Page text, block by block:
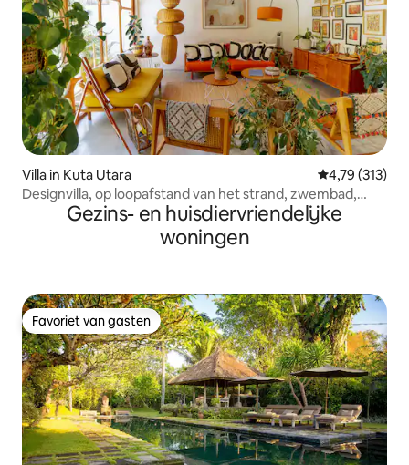
Villa in Kuta Utara Gemiddelde
4,79 (313)
Designvilla, op loopafstand van het strand, zwembad,
CangguGezins- en huisdiervriendelijke
woningen
Favoriet van gasten
Favoriet van gasten